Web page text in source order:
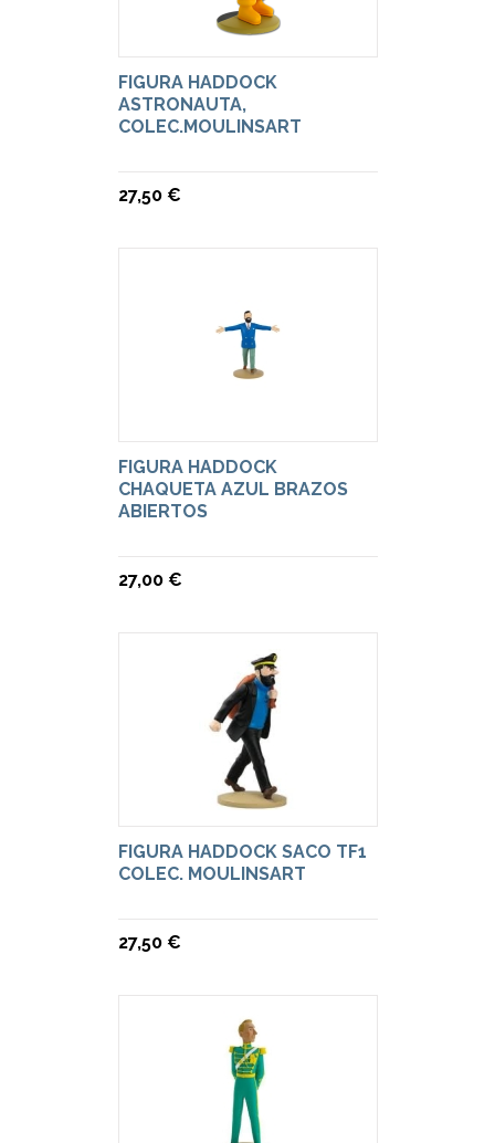
FIGURA HADDOCK
ASTRONAUTA,
COLEC.MOULINSART
27,50 €
FIGURA HADDOCK
CHAQUETA AZUL BRAZOS
ABIERTOS
27,00 €
FIGURA HADDOCK SACO TF1
COLEC. MOULINSART
27,50 €